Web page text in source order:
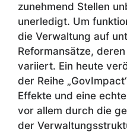
zunehmend Stellen
unerledigt. Um
die Verwaltung auf
Reformansätze,
variiert. Ein heute
der Reihe „GovImpact
Effekte und eine
vor allem durch die
der